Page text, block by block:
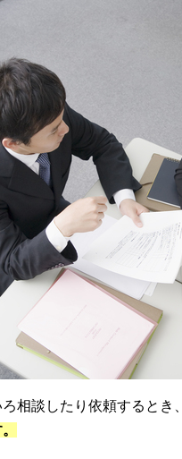
相談したり依頼するとき、